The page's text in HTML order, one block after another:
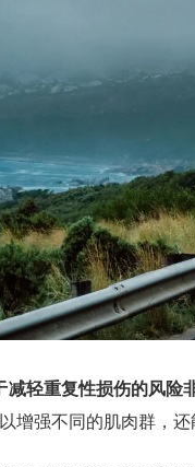
减轻重复性损伤的风险
增强不同的肌肉群，